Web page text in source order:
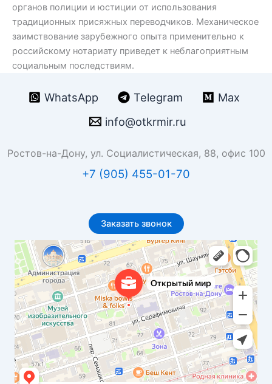
органов полиции и юстиции от использования
традиционных присяжных переводчиков. Механическое
заимствование зарубежного опыта применительно к
российскому нотариату приведет к неблагоприятным
социальным последствиям.
WhatsApp Telegram
Max
info@otkrmir.ru
Ростов-на-Дону, ул. Социалистическая, 88, офис 100
+7 (905) 455-01-70
Заказать звонок
Открытый мир
Бюро переводов в Ростове‑на‑Дону